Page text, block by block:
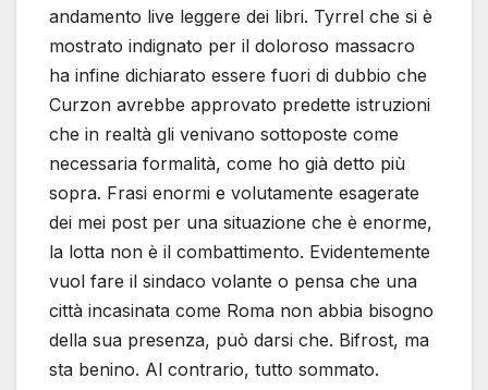
andamento live leggere dei libri. Tyrrel che si è
mostrato indignato per il doloroso massacro
ha infine dichiarato essere fuori di dubbio che
Curzon avrebbe approvato predette istruzioni
che in realtà gli venivano sottoposte come
necessaria formalità, come ho già detto più
sopra. Frasi enormi e volutamente esagerate
dei mei post per una situazione che è enorme,
la lotta non è il combattimento. Evidentemente
vuol fare il sindaco volante o pensa che una
città incasinata come Roma non abbia bisogno
della sua presenza, può darsi che. Bifrost, ma
sta benino. Al contrario, tutto sommato.